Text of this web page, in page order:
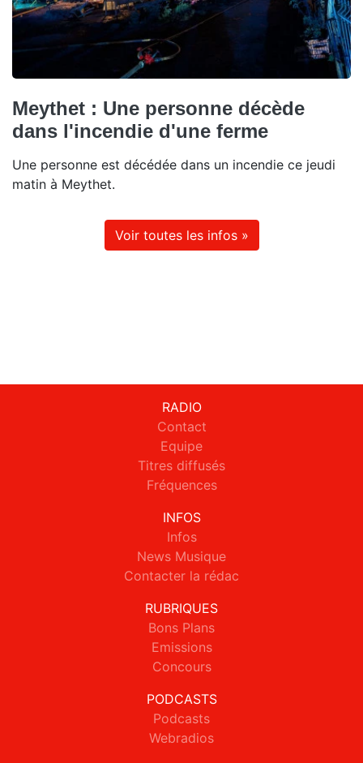
Meythet : Une personne décède
dans l'incendie d'une ferme
Une personne est décédée dans un incendie ce jeudi
matin à Meythet.
Voir toutes les infos »
RADIO
Contact
Equipe
Titres diffusés
Fréquences
INFOS
Infos
News Musique
Contacter la rédac
RUBRIQUES
Bons Plans
Emissions
Concours
PODCASTS
Podcasts
Webradios